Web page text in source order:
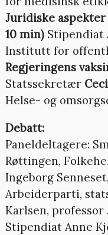
Juridiske
10 min) Stipendiat
Institutt for
Regjeringens
Statssekretær
Helse- og
Debatt:
Paneldeltagere:
Røttingen,
Ingeborg
Arbeiderparti,
Karlsen, professor
Stipendiat Anne